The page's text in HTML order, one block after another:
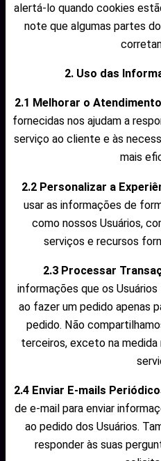
alertá-lo quando cookies
note que algumas partes
2. Uso das
2.1 Melhorar o
fornecidas nos ajudam a
serviço ao cliente e às
mais
2.2 Personalizar a
usar as informações de
como nossos Usuários,
serviços e recursos
2.3 Processar
informações que os
ao fazer um pedido apenas
pedido. Não
terceiros, exceto na
2.4 Enviar E-mails
de e-mail para enviar
ao pedido dos Usuários.
responder às suas